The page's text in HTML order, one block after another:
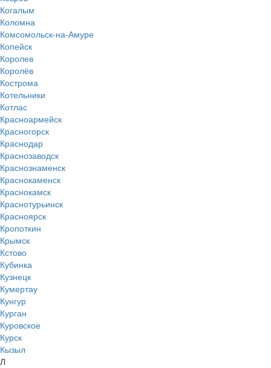
Когалым
Коломна
Комсомольск-на-Амуре
Копейск
Королев
Королёв
Кострома
Котельники
Котлас
Красноармейск
Красногорск
Краснодар
Краснозаводск
Краснознаменск
Краснокаменск
Краснокамск
Краснотурьинск
Красноярск
Кропоткин
Крымск
Кстово
Кубинка
Кузнецк
Кумертау
Кунгур
Курган
Куровское
Курск
Кызыл
Л